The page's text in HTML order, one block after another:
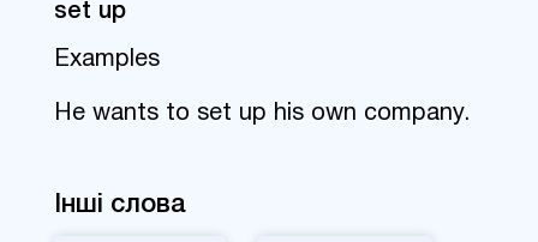
set up
Examples
He wants to set up his own company.
Інші слова